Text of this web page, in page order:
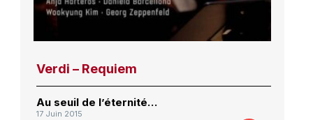
Verdi – Requiem
Au seuil de l’éternité…
17 Juin 2015